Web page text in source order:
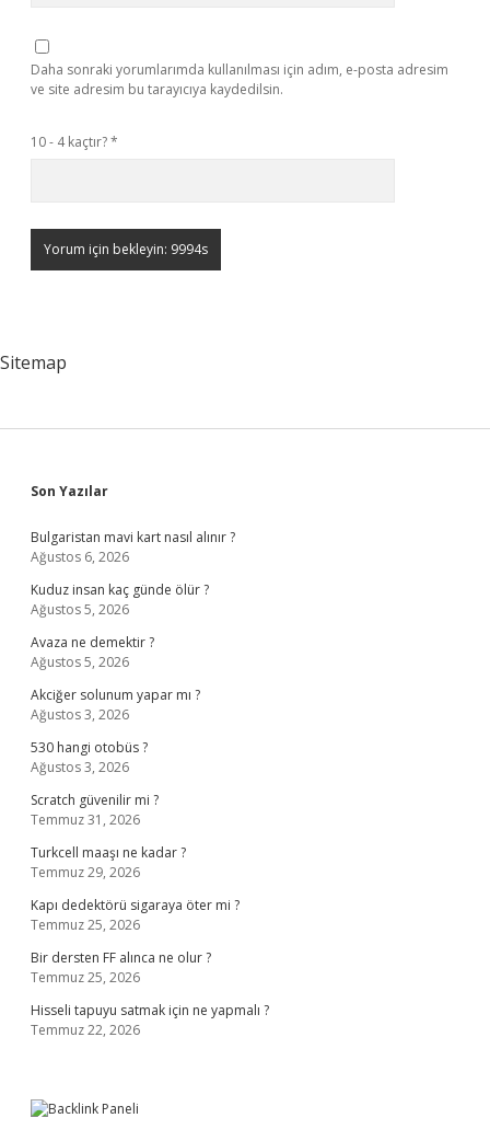
Daha sonraki yorumlarımda kullanılması için adım, e-posta adresim
ve site adresim bu tarayıcıya kaydedilsin.
10 - 4 kaçtır?*
Sitemap
Sidebar
Son Yazılar
Bulgaristan mavi kart nasıl alınır ?
Ağustos 6, 2026
Kuduz insan kaç günde ölür ?
Ağustos 5, 2026
Avaza ne demektir ?
Ağustos 5, 2026
Akciğer solunum yapar mı ?
Ağustos 3, 2026
530 hangi otobüs ?
Ağustos 3, 2026
Scratch güvenilir mi ?
Temmuz 31, 2026
Turkcell maaşı ne kadar ?
Temmuz 29, 2026
Kapı dedektörü sigaraya öter mi ?
Temmuz 25, 2026
Bir dersten FF alınca ne olur ?
Temmuz 25, 2026
Hisseli tapuyu satmak için ne yapmalı ?
Temmuz 22, 2026